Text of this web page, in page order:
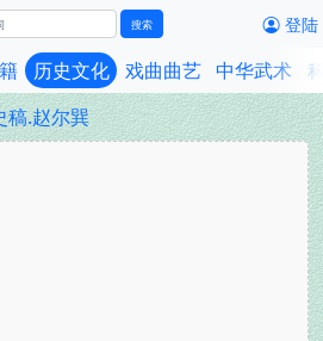
搜索 登陆
历史文化 戏曲曲艺 中华武术
稿.赵尔巽